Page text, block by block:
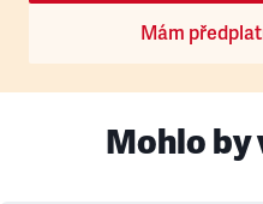
Mám
Mohlo by